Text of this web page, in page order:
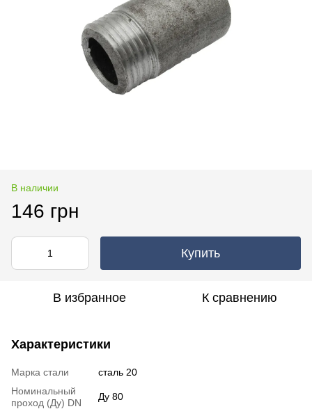
В наличии
146 грн
Купить
В избранное К сравнению
Характеристики
Марка стали
сталь 20
Номинальный
проход (Ду) DN
Ду 80